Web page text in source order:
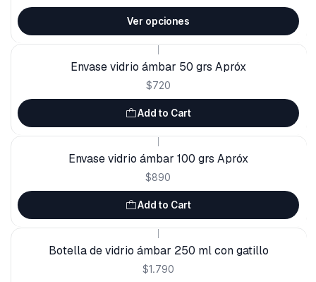
Ver opciones
Envase vidrio ámbar 50 grs Apróx
$720
Add to Cart
Envase vidrio ámbar 100 grs Apróx
$890
Add to Cart
Botella de vidrio ámbar 250 ml con gatillo
$1.790